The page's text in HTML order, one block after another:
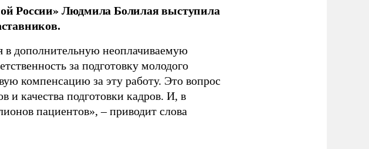
России» Людмила Болилая выступила
в дополнительную неоплачиваемую
за подготовку молодого
компенсацию за эту работу. Это вопрос
и качества подготовки кадров. И, в
пациентов», – приводит слова